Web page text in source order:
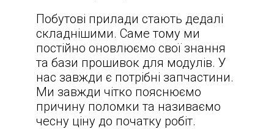
Побутові прилади стають дедалі
складнішими. Саме тому ми
постійно оновлюємо свої знання
та бази прошивок для модулів. У
нас завжди є потрібні запчастини.
Ми завжди чітко пояснюємо
причину поломки та називаємо
чесну ціну до початку робіт.